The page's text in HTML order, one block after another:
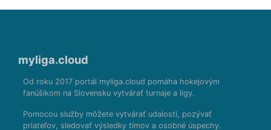
myliga.cloud
Od roku 2017 portál myliga.cloud pomáha hokejovým
fanúšikom na Slovensku vytvárať turnaje a ligy.
Pomocou služby môžete vytvárať udalosti, pozývať
priateľov, sledovať výsledky tímov a osobné úspechy.